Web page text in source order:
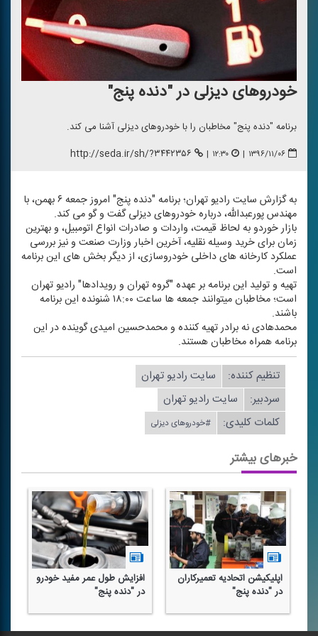
خودروهای دیزلی در "دنده پنج"
برنامه "دنده پنج" مخاطبان را با خودروهای دیزلی آشنا می كند.
۱۳۹۶/۱۱/۰۶ | ۱۲:۳۰ | http://seda.ir/sh/?۳۴۴۲۳۵۶
به گزارش سایت رادیو تهران؛ برنامه "دنده پنج" امروز جمعه ۶ بهمن، با
مهندس پورعبدالله، درباره خودروهای دیزلی گفت و گو می كند.
بازار خوردو به لحاظ قیمت، واردات و صادرات انواع اتومبیل، و بهترین
زمان برای خرید وسیله نقلیه، آخرین اخبار وزارت صنعت و نیز بررسی
عملكرد كارخانه های داخلی خودروسازی، از دیگر بخش های این برنامه
است.
تهیه و تولید این برنامه بر عهده "گروه تهران و رویدادها" رادیو تهران
است؛ مخاطبان می‎توانند جمعه ها ساعت ۱۸:۰۰ شنونده این برنامه
باشند.
محمدهادی نه برادر تهیه كننده و محمدحسین امیدی گوینده در این
برنامه همراه مخاطبان هستند.
تنظیم كننده:
سایت رادیو تهران
سردبیر:
سایت رادیو تهران
کلمات کلیدی:
#خودروهای دیزلی
خبرهای بیشتر
اپلیكیشن اتحادیه تعمیركاران
در "دنده پنج"
افزایش طول عمر مفید خودرو
در "دنده پنج"